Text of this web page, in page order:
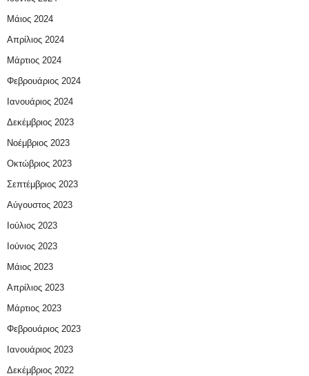
Μάιος 2024
Απρίλιος 2024
Μάρτιος 2024
Φεβρουάριος 2024
Ιανουάριος 2024
Δεκέμβριος 2023
Νοέμβριος 2023
Οκτώβριος 2023
Σεπτέμβριος 2023
Αύγουστος 2023
Ιούλιος 2023
Ιούνιος 2023
Μάιος 2023
Απρίλιος 2023
Μάρτιος 2023
Φεβρουάριος 2023
Ιανουάριος 2023
Δεκέμβριος 2022